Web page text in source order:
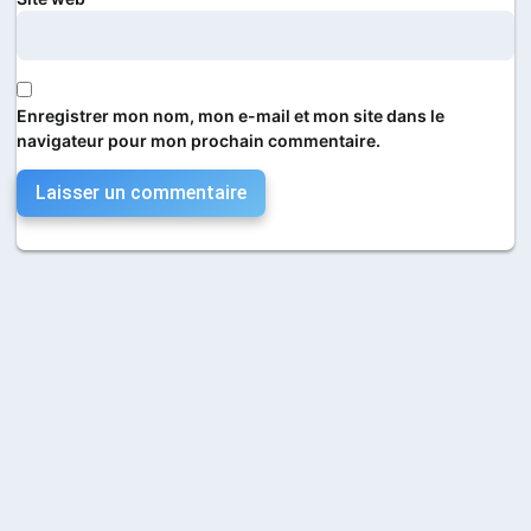
Enregistrer mon nom, mon e-mail et mon site dans le
navigateur pour mon prochain commentaire.